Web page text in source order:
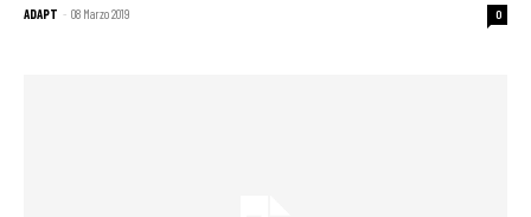
ADAPT - 08 Marzo 2019 0